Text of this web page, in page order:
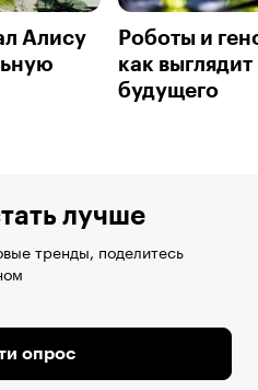
Алису
Роботы и
как
будущего
лучше
тренды, поделитесь
опрос